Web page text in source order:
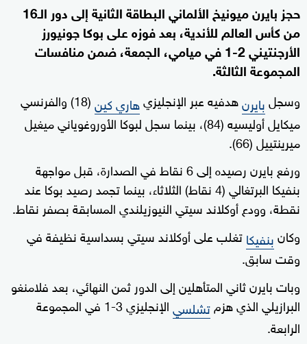
حجز بايرن ميونيخ الألماني البطاقة الثانية إلى دور الـ16
من كأس العالم للأندية، بعد فوزه على بوكا جونيورز
الأرجنتيني 2-1 في ميامي، الجمعة، ضمن منافسات
المجموعة الثالثة.
وسجلبايرنهدفيه عبر الإنجليزيهاري كين
(18) والفرنسي
ميكايل أوليسيه (84)، بينما سجل لبوكا الأوروغوياني ميغيل
ميرينتييل (66).
ورفع بايرن رصيده إلى 6 نقاط في الصدارة، قبل مواجهة
بنفيكا البرتغالي (4 نقاط) الثلاثاء، بينما تجمد رصيد بوكا عند
نقطة، وودع أوكلاند سيتي النيوزيلندي المسابقة بصفر نقاط.
وكانبنفيكاتغلب على أوكلاند سيتي بسداسية نظيفة في
وقت سابق.
وبات بايرن ثاني المتأهلين إلى الدور ثمن النهائي، بعد فلامنغو
البرازيلي الذي هزمتشلسي
الإنجليزي 3-1 في المجموعة
الرابعة.